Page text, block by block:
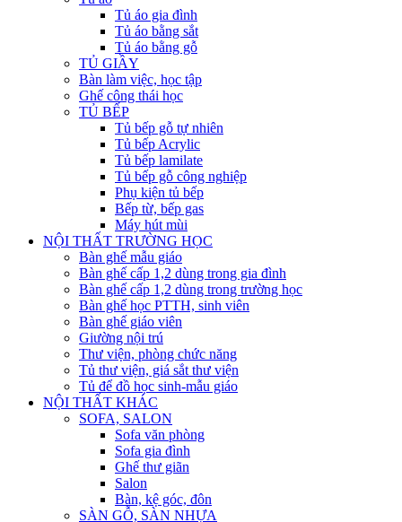
Tủ áo gia đình
Tủ áo bằng sắt
Tủ áo bằng gỗ
TỦ GIẦY
Bàn làm việc, học tập
Ghế công thái học
TỦ BẾP
Tủ bếp gỗ tự nhiên
Tủ bếp Acrylic
Tủ bếp lamilate
Tủ bếp gỗ công nghiệp
Phụ kiện tủ bếp
Bếp từ, bếp gas
Máy hút mùi
NỘI THẤT TRƯỜNG HỌC
Bàn ghế mẫu giáo
Bàn ghế cấp 1,2 dùng trong gia đình
Bàn ghế cấp 1,2 dùng trong trường học
Bàn ghế học PTTH, sinh viên
Bàn ghế giáo viên
Giường nội trú
Thư viện, phòng chức năng
Tủ thư viện, giá sắt thư viện
Tủ để đồ học sinh-mẫu giáo
NỘI THẤT KHÁC
SOFA, SALON
Sofa văn phòng
Sofa gia đình
Ghế thư giãn
Salon
Bàn, kệ góc, đôn
SÀN GỖ, SÀN NHỰA